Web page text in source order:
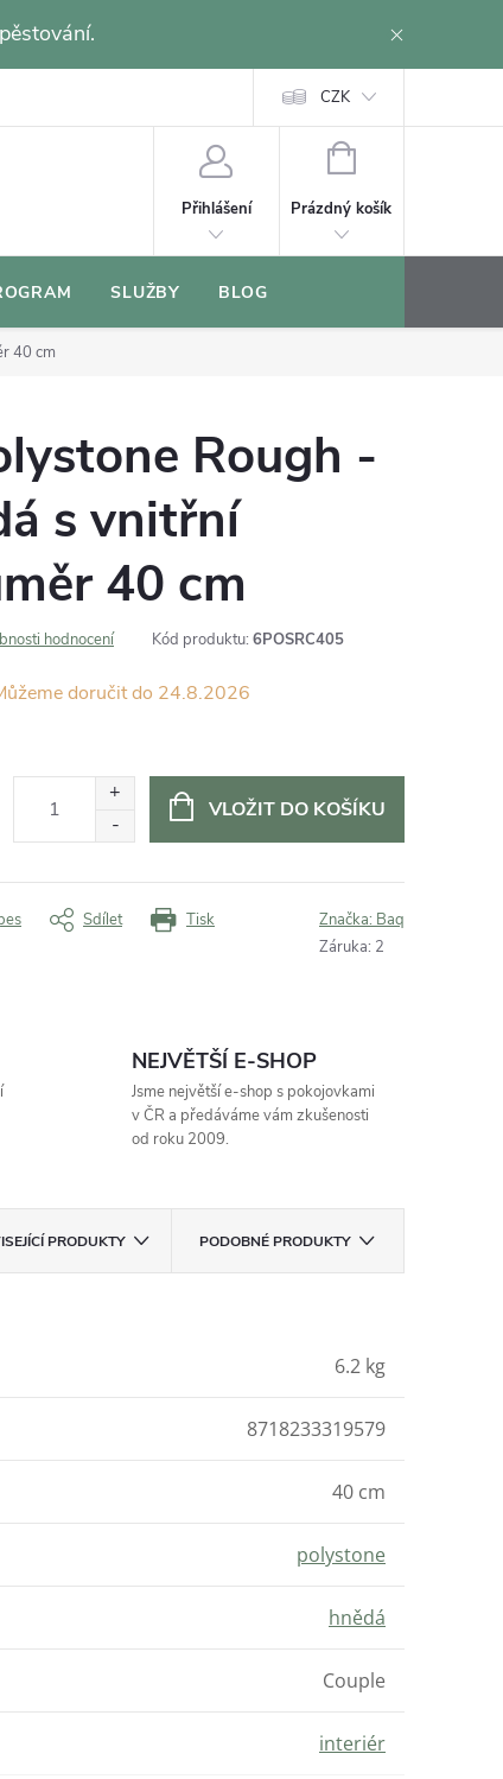
CZK
Přihlášení
NÁKUPNÍ
Prázdný košík
SLUŽBY BLOG
40 cm
Rough -
s vnitřní
40 cm
hodnocení Kód produktu: 6POSRC405
24.8.2026
VLOŽIT DO KOŠÍKU
Tisk
Sdílet Značka: Baq
Záruka: 2
NEJVĚTŠÍ E-SHOP
Jsme největší e-shop s pokojovkami
v ČR a předáváme vám zkušenosti
od roku 2009.
PRODUKTY PODOBNÉ PRODUKTY
6.2 kg
8718233319579
40 cm
polystone
hnědá
Couple
interiér